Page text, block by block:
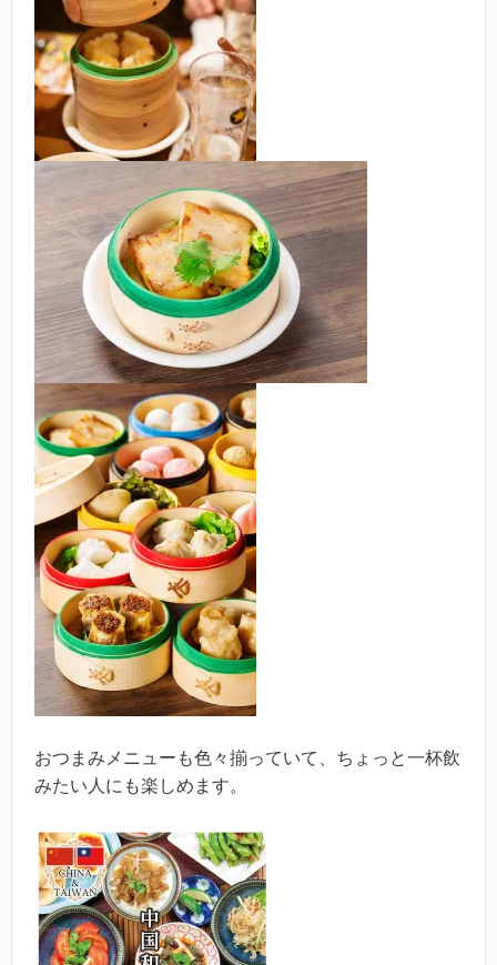
おつまみメニューも色々揃っていて、ちょっと一杯飲
みたい人にも楽しめます。